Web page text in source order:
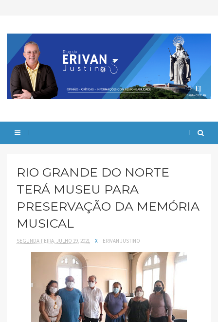
RIO GRANDE DO NORTE
TERÁ MUSEU PARA
PRESERVAÇÃO DA MEMÓRIA
MUSICAL
SEGUNDA-FEIRA, JULHO 19, 2021 X ERIVAN JUSTINO